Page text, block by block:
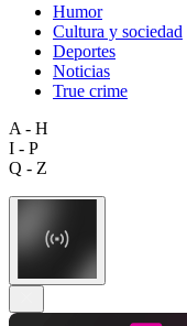
Humor
Cultura y sociedad
Deportes
Noticias
True crime
A - H
I - P
Q - Z